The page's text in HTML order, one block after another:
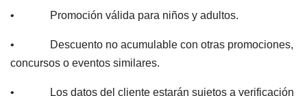
• Promoción válida para niños y adultos.
• Descuento no acumulable con otras promociones,
concursos o eventos similares.
• Los datos del cliente estarán sujetos a verificación